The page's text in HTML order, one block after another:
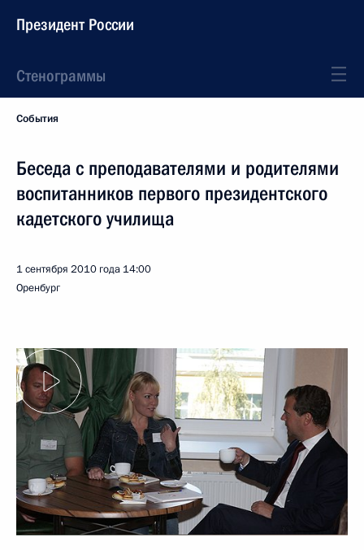
Президент России
Стенограммы
События
Беседа с преподавателями и родителями
воспитанников первого президентского
кадетского училища
1 сентября 2010 года 14:00
Оренбург